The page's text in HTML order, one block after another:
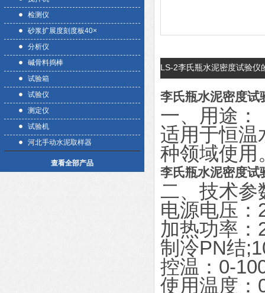
检测仪
砂浆扩展度刻度板40×
分析仪
碱骨料捣棒
试验箱
试验仪
测定仪
试验机
河北手动水泥取样器
查看全部产品
LS-2李氏瓶水泥密度试验仪
李氏瓶水泥密度试
一、用途：
适用于恒温
种领域使用
李氏瓶水泥密度试
二、技术参
电源电压
加热功率：
制冷PN结
控温：0-
使用温度